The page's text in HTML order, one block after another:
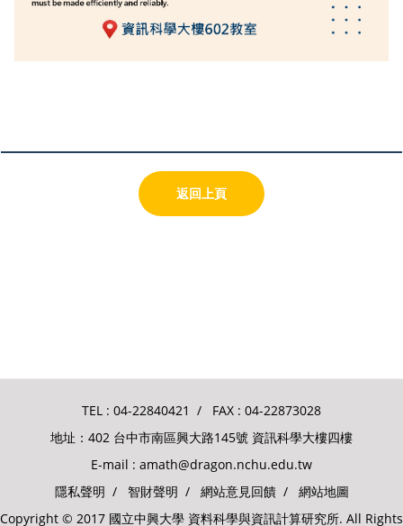
返回上頁
TEL : 04-22840421 / FAX : 04-22873028
地址：402 台中市南區興大路145號 資訊科學大樓四樓
E-mail : amath@dragon.nchu.edu.tw
隱私聲明 / 智財聲明 / 網站意見回饋/ 網站地圖
Copyright © 2017 國立中興大學 資料科學與資訊計算研究所. All Rights